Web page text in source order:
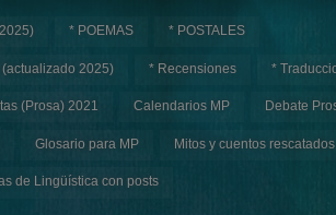
* POEMAS * POSTALES
(actualizado 2025) * Recensiones *
(Prosa) 2021 Calendarios MP Debate
Glosario para MP Mitos y cuentos rescatados
de Lingüística con posts